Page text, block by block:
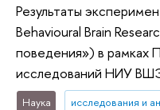
Результаты
Behavioural Brain
поведения») в рамках
исследований НИУ
Наука исследования и